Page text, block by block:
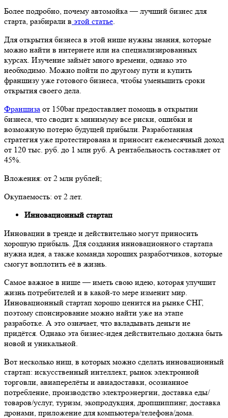
Более подробно, почему автомойка — лучший бизнес для
старта, разбирали в этой статье.
Для открытия бизнеса в этой нише нужны знания, которые
можно найти в интернете или на специализированных
курсах. Изучение займёт много времени, однако это
необходимо. Можно пойти по другому пути и купить
франшизу уже готового бизнеса, чтобы уменьшить сроки
открытия своего дела.
Франшиза от 150bar предоставляет помощь в открытии
бизнеса, что сводит к минимуму все риски, ошибки и
возможную потерю будущей прибыли. Разработанная
стратегия уже протестирована и приносит ежемесячный доход
от 120 тыс. руб. до 1 млн руб. А рентабельность составляет от
45%.
Вложения: от 2 млн рублей;
Окупаемость: от 2 лет.
Инновационный стартап
Инновации в тренде и действительно могут приносить
хорошую прибыль. Для создания инновационного стартапа
нужна идея, а также команда хороших разработчиков, которые
смогут воплотить её в жизнь.
Самое важное в нише — иметь свою идею, которая улучшит
жизнь потребителей и в какой-то мере изменит мир.
Инновационный стартап хорошо ценится на рынке СНГ,
поэтому спонсирование можно найти уже на этапе
разработке. А это означает, что вкладывать деньги не
придётся. Однако эта бизнес-идея действительно должна быть
новой и уникальной.
Вот несколько ниш, в которых можно сделать инновационный
стартап: искусственный интеллект, рынок электронной
торговли, авиаперелёты и авиадоставки, осознанное
потребление, производство электроэнергии, доставка еды/
товаров/услуг, туризм, экопродукция, дропшиппинг, доставка
дронами, приложение для компьютера/телефона/дома.